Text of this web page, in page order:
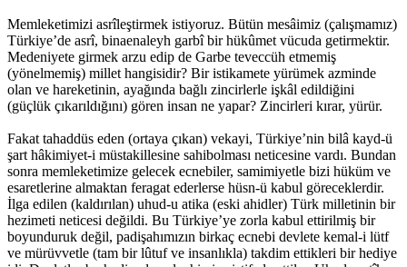
Memleketimizi asrîleştirmek istiyoruz. Bütün mesâimiz (çalışmamız)
Türkiye’de asrî, binaenaleyh garbî bir hükûmet vücuda getirmektir.
Medeniyete girmek arzu edip de Garbe teveccüh etmemiş
(yönelmemiş) millet hangisidir? Bir istikamete yürümek azminde
olan ve hareketinin, ayağında bağlı zincirlerle işkâl edildiğini
(güçlük çıkarıldığını) gören insan ne yapar? Zincirleri kırar, yürür.
Fakat tahaddüs eden (ortaya çıkan) vekayi, Türkiye’nin bilâ kayd-ü
şart hâkimiyet-i müstakillesine sahibolması neticesine vardı. Bundan
sonra memleketimize gelecek ecnebiler, samimiyetle bizi hüküm ve
esaretlerine almaktan feragat ederlerse hüsn-ü kabul göreceklerdir.
İlga edilen (kaldırılan) uhud-u atika (eski ahidler) Türk milletinin bir
hezimeti neticesi değildi. Bu Türkiye’ye zorla kabul ettirilmiş bir
boyunduruk değil, padişahımızın birkaç ecnebi devlete kemal-i lütf
ve mürüvvetle (tam bir lûtuf ve insanlıkla) takdim ettikleri bir hediye